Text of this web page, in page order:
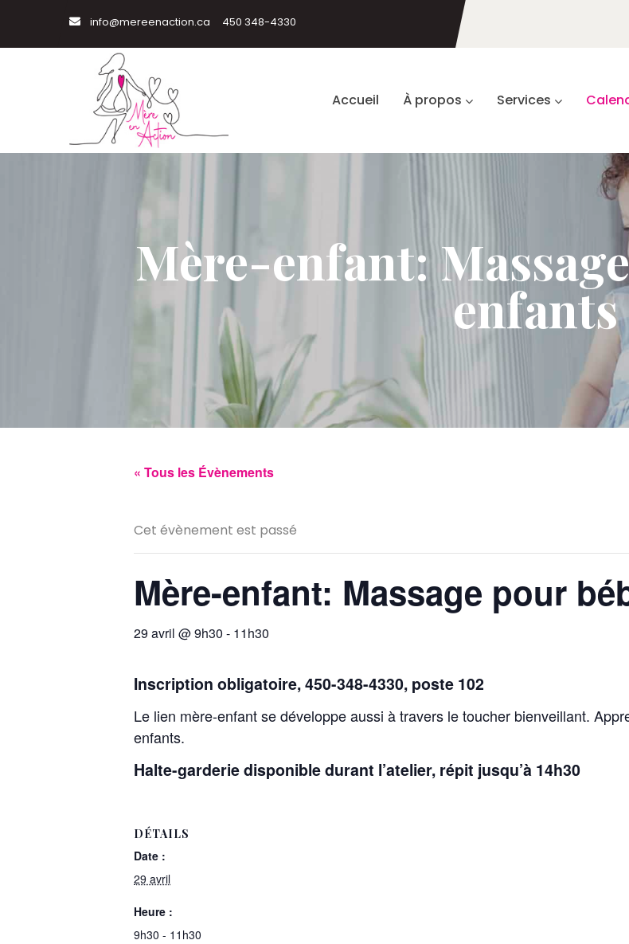
info@mereenaction.ca 450 348-4330
Accueil À propos Services
Mère-enfant:
enfants
« Tous les Évènements
Cet évènement est passé
Mère-enfant: Massage pour
29 avril @ 9h30 - 11h30
Inscription obligatoire, 450-348-4330, poste 102
Le lien mère-enfant se développe aussi à travers le toucher bienveillant.
enfants.
Halte-garderie disponible durant l’atelier, répit jusqu’à 14h30
DÉTAILS
Date :
29 avril
Heure :
9h30 - 11h30